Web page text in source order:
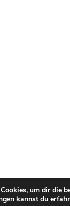
um dir die
kannst du